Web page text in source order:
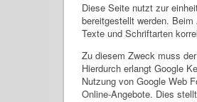
Diese Seite nutzt zur
bereitgestellt werden.
Texte und Schriftarten
Zu diesem Zweck muss
Hierdurch erlangt Google
Nutzung von Google Web
Online-Angebote. Dies